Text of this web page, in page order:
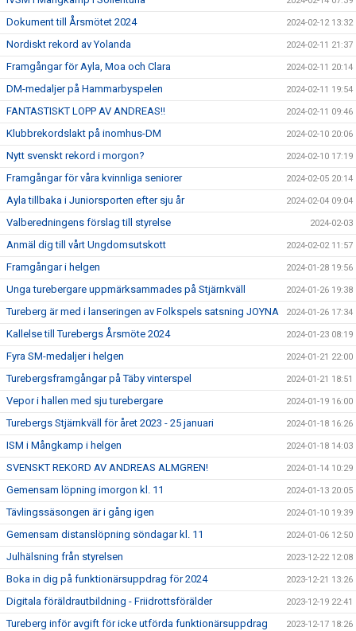
Dokument till Årsmötet 2024 2024-02-12 13:32
Nordiskt rekord av Yolanda 2024-02-11 21:37
Framgångar för Ayla, Moa och Clara 2024-02-11 20:14
DM-medaljer på Hammarbyspelen 2024-02-11 19:54
FANTASTISKT LOPP AV ANDREAS!! 2024-02-11 09:46
Klubbrekordslakt på inomhus-DM 2024-02-10 20:06
Nytt svenskt rekord i morgon? 2024-02-10 17:19
Framgångar för våra kvinnliga seniorer 2024-02-05 20:14
Ayla tillbaka i Juniorsporten efter sju år 2024-02-04 09:04
Valberedningens förslag till styrelse 2024-02-03
Anmäl dig till vårt Ungdomsutskott 2024-02-02 11:57
Framgångar i helgen 2024-01-28 19:56
Unga turebergare uppmärksammades på Stjärnkväll 2024-01-26 19:38
Tureberg är med i lanseringen av Folkspels satsning JOYNA 2024-01-26 17:34
Kallelse till Turebergs Årsmöte 2024 2024-01-23 08:19
Fyra SM-medaljer i helgen 2024-01-21 22:00
Turebergsframgångar på Täby vinterspel 2024-01-21 18:51
Vepor i hallen med sju turebergare 2024-01-19 16:00
Turebergs Stjärnkväll för året 2023 - 25 januari 2024-01-18 16:26
ISM i Mångkamp i helgen 2024-01-18 14:03
SVENSKT REKORD AV ANDREAS ALMGREN! 2024-01-14 10:29
Gemensam löpning imorgon kl. 11 2024-01-13 20:05
Tävlingssäsongen är i gång igen 2024-01-10 19:39
Gemensam distanslöpning söndagar kl. 11 2024-01-06 12:50
Julhälsning från styrelsen 2023-12-22 12:08
Boka in dig på funktionärsuppdrag för 2024 2023-12-21 13:26
Digitala föräldrautbildning - Friidrottsförälder 2023-12-19 22:41
Tureberg inför avgift för icke utförda funktionärsuppdrag 2023-12-17 18:26